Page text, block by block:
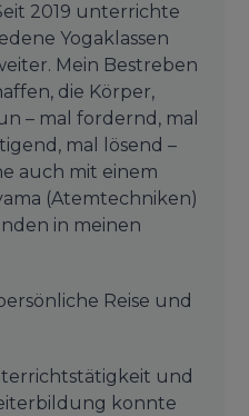
2019 unterrichte
Yogaklassen
Mein Bestreben
die Körper,
– mal fordernd, mal
mal lösend –
auch mit einem
(Atemtechniken)
in meinen
Reise und
und
konnte